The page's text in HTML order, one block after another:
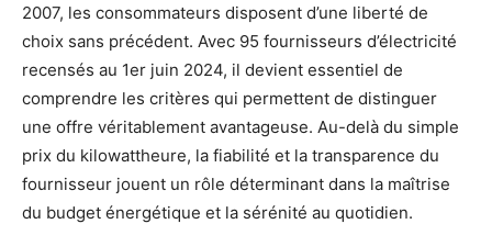
2007, les consommateurs disposent d’une liberté de
choix sans précédent. Avec 95 fournisseurs d’électricité
recensés au 1er juin 2024, il devient essentiel de
comprendre les critères qui permettent de distinguer
une offre véritablement avantageuse. Au-delà du simple
prix du kilowattheure, la fiabilité et la transparence du
fournisseur jouent un rôle déterminant dans la maîtrise
du budget énergétique et la sérénité au quotidien.